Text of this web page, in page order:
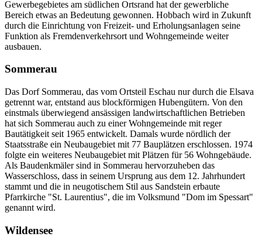
Gewerbegebietes am südlichen Ortsrand hat der gewerbliche
Bereich etwas an Bedeutung gewonnen. Hobbach wird in Zukunft
durch die Einrichtung von Freizeit- und Erholungsanlagen seine
Funktion als Fremdenverkehrsort und Wohngemeinde weiter
ausbauen.
Sommerau
Das Dorf Sommerau, das vom Ortsteil Eschau nur durch die Elsava
getrennt war, entstand aus blockförmigen Hubengütern. Von den
einstmals überwiegend ansässigen landwirtschaftlichen Betrieben
hat sich Sommerau auch zu einer Wohngemeinde mit reger
Bautätigkeit seit 1965 entwickelt. Damals wurde nördlich der
Staatsstraße ein Neubaugebiet mit 77 Bauplätzen erschlossen. 1974
folgte ein weiteres Neubaugebiet mit Plätzen für 56 Wohngebäude.
Als Baudenkmäler sind in Sommerau hervorzuheben das
Wasserschloss, dass in seinem Ursprung aus dem 12. Jahrhundert
stammt und die in neugotischem Stil aus Sandstein erbaute
Pfarrkirche "St. Laurentius", die im Volksmund "Dom im Spessart"
genannt wird.
Wildensee